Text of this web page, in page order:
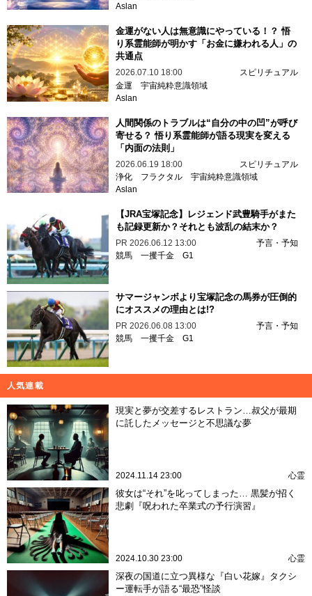
Aslan
金運がない人は無意識にやっている！？ 悟
り系霊能師が明かす「お金に嫌われる人」の
共通点
2026.07.10 18:00
スピリチュアル
金運 宇宙純粋意識領域
Aslan
人間関係のトラブルは“自分の中の凹”が呼び
寄せる？ 悟り系霊能師が語る現実を変える
「内面の法則」
2026.06.19 18:00
スピリチュアル
浄化
フラクタル 宇宙純粋意識領域
Aslan
【JRA宝塚記念】レジェンド武豊騎手がまた
も記録更新か？それとも波乱の結末か？
PR 2026.06.12 13:00
予言・予知
競馬 一攫千金 G1
サマージャンボより宝塚記念の馬券が圧倒的
にオススメの理由とは!?
PR 2026.06.08 13:00
予言・予知
競馬 一攫千金 G1
人気連載
現実と夢が交差するレストラン…叔父が最期
に託したメッセージと不思議な夢
2024.11.14 23:00 心霊
彼女は“それ”を叱ってしまった… 黒髪が招く
悲劇『呪われた卒業式の予行演習』
2024.10.30 23:00 心霊
深夜の国道に立つ異様な『白い花嫁』タクシ
ー運転手が語る“最恐”怪談